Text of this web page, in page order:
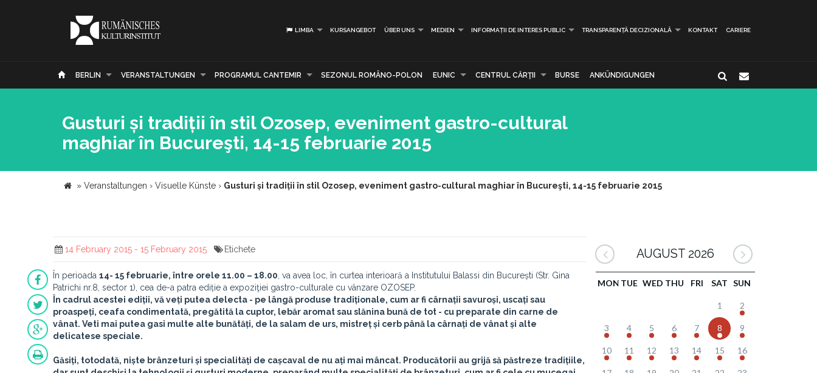
LIMBA KURSANGEBOT ÜBER UNS MEDIEN INFORMAȚII DE INTERES PUBLIC TRANSPARENȚĂ DECIZIONALĂ KONTAKT CARIERE
BERLIN VERANSTALTUNGEN PROGRAMUL CANTEMIR SEZONUL ROMÂNO-POLON EUNIC CENTRUL CĂRŢII BURSE ANKÜNDIGUNGEN
Gusturi și tradiții în stil Ozosep, eveniment gastro-cultural
maghiar în Bucureşti, 14-15 februarie 2015
» Veranstaltungen › Visuelle Künste › Gusturi și tradiții în stil Ozosep, eveniment gastro-cultural maghiar în Bucureşti, 14-15 februarie 2015
14 February 2015 - 15 February 2015 Etichete
În perioada 14- 15 februarie, între orele 11.00 – 18.00 , va avea loc, în curtea interioară a Institutului Balassi din București (Str. Gina
Patrichi nr.8, sector 1), cea de-a patra ediție a expoziţiei gastro-culturale cu vânzare OZOSEP.
În cadrul acestei ediții, vă veți putea delecta - pe lângă produse tradiționale, cum ar fi cârnații savuroși, uscați sau
proaspeți, ceafa condimentată, pregătită la cuptor, lebăr aromat sau slănina bună de tot - cu preparate din carne de
vânat. Veti mai putea gasi multe alte bunătăți, de la salam de urs, mistreț și cerb până la cârnați de vânat și alte
delicatese speciale.
Găsiți, totodată, niște brânzeturi și specialități de cașcaval de nu ați mai mâncat. Producătorii au grijă să păstreze tradițiile,
AUGUST 2026
MON TUE WED THU FRI SAT SUN
1 2
3 4 5 6 7 8 9
10 11 12 13 14 15 16